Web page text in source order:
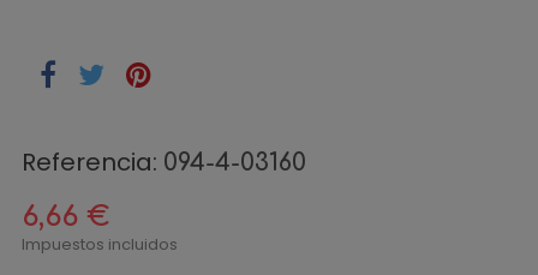
Referencia: 094-4-03160
6,66 €
Impuestos incluidos